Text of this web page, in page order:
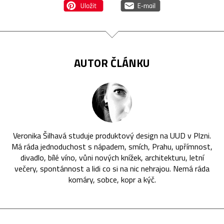
AUTOR ČLÁNKU
Veronika Šilhavá studuje produktový design na UUD v Plzni.
Má ráda jednoduchost s nápadem, smích, Prahu, upřímnost,
divadlo, bílé víno, vůni nových knížek, architekturu, letní
večery, spontánnost a lidi co si na nic nehrajou. Nemá ráda
komáry, sobce, kopr a kýč.